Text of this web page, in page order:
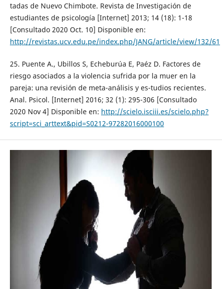
tadas de Nuevo Chimbote. Revista de Investigación de
estudiantes de psicología [Internet] 2013; 14 (18): 1-18
[Consultado 2020 Oct. 10] Disponible en:
http://revistas.ucv.edu.pe/index.php/JANG/article/view/132/61
25. Puente A., Ubillos S, Echeburúa E, Paéz D. Factores de
riesgo asociados a la violencia sufrida por la muer en la
pareja: una revisión de meta-análisis y es-tudios recientes.
Anal. Psicol. [Internet] 2016; 32 (1): 295-306 [Consultado
2020 Nov 4] Disponible en: http://scielo.isciii.es/scielo.php?
script=sci_arttext&pid=S0212-97282016000100